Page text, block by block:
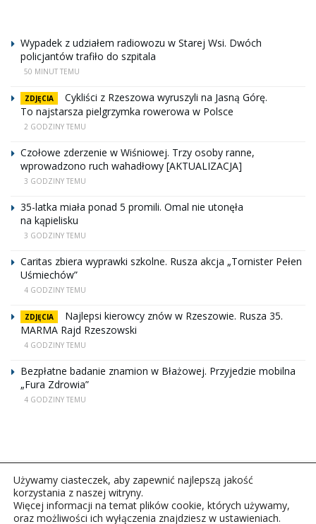
Wypadek z udziałem radiowozu w Starej Wsi. Dwóch
policjantów trafiło do szpitala
50 MINUT TEMU
ZDJĘCIA
Cykliści z Rzeszowa wyruszyli na Jasną Górę.
To najstarsza pielgrzymka rowerowa w Polsce
2 GODZINY TEMU
Czołowe zderzenie w Wiśniowej. Trzy osoby ranne,
wprowadzono ruch wahadłowy [AKTUALIZACJA]
3 GODZINY TEMU
35-latka miała ponad 5 promili. Omal nie utonęła
na kąpielisku
3 GODZINY TEMU
Caritas zbiera wyprawki szkolne. Rusza akcja „Tornister Pełen
Uśmiechów”
4 GODZINY TEMU
ZDJĘCIA
Najlepsi kierowcy znów w Rzeszowie. Rusza 35.
MARMA Rajd Rzeszowski
4 GODZINY TEMU
Bezpłatne badanie znamion w Błażowej. Przyjedzie mobilna
„Fura Zdrowia”
4 GODZINY TEMU
Używamy ciasteczek, aby zapewnić najlepszą jakość
korzystania z naszej witryny.
Więcej informacji na temat plików cookie, których używamy,
oraz możliwości ich wyłączenia znajdziesz w ustawieniach.